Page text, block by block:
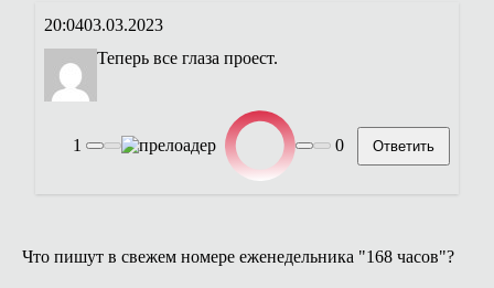
20:0403.03.2023
Теперь все глаза проест.
1 0 Ответить
Что пишут в свежем номере еженедельника "168 часов"?